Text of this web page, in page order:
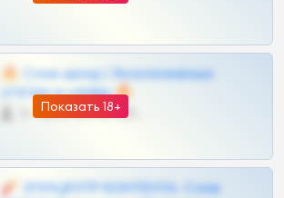
Показать 18+
🔥 Слив шкод | Эксклюзивные
утечки и сливы 🔥
0 •
🧨 ЭПИЦЕНТР КОНТЕНТА: Слив